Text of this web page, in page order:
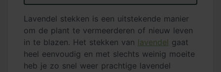
Lavendel stekken is een uitstekende manier
om de plant te vermeerderen of nieuw leven
in te blazen. Het stekken van lavendel gaat
heel eenvoudig en met slechts weinig moeite
heb je zo snel weer prachtige lavendel